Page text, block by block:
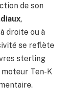
de son
,
droite ou à
se reflète
sterling
Ten-K